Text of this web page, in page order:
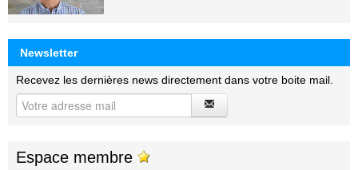
Newsletter
Recevez les dernières news directement dans votre boite mail.
Espace membre